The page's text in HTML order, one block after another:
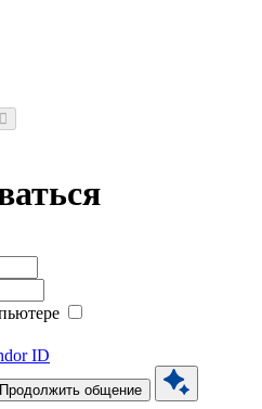
ID
Продолжить общение